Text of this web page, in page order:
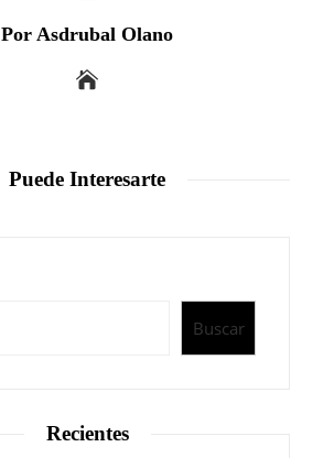
Por Asdrubal Olano
Puede Interesarte
Buscar
Recientes